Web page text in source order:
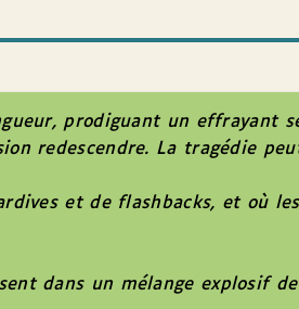
prodiguant un effrayant
redescendre. La tragédie
et de flashbacks, et où
dans un mélange explosif